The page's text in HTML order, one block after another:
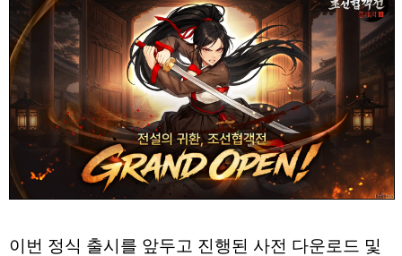
이번 정식 출시를 앞두고 진행된 사전 다운로드 및